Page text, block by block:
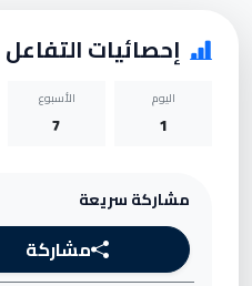
إحصائيات
اليوم
1
الأسبوع
7
مشاركة سريعة
مشاركة